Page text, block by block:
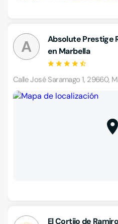
A
Absolute Prestige
en Marbella
Calle José Saramago 1, 29660,
El Cortijo de Ramiro